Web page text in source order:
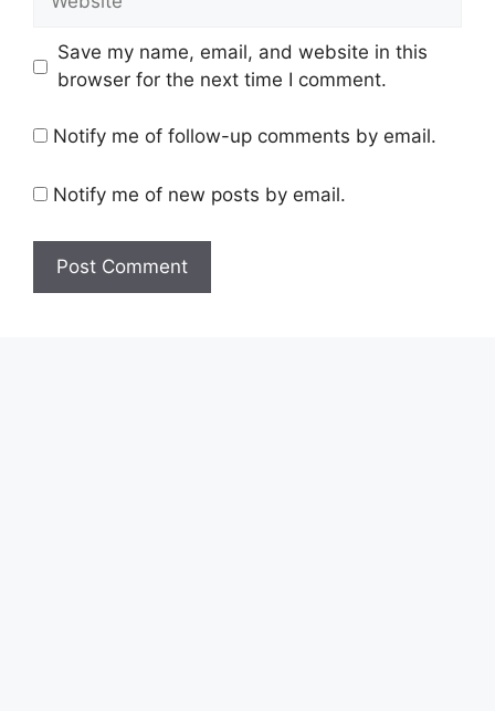
Save my name, email, and website in this
browser for the next time I comment.
Notify me of follow-up comments by email.
Notify me of new posts by email.